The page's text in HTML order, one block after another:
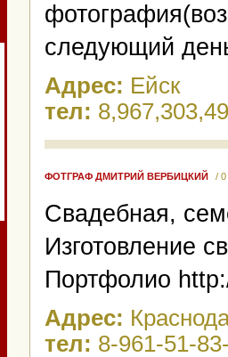
следующий
Адрес: Ейск
тел:
ФОТГРАФ ДМИТРИЙ ВЕРБИЦКИЙ / 0
Свадебная,
Изготовление
Портфолио
Адрес:
тел: 8-961-51-